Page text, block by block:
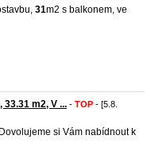
31m2 s balkonem, ve
33.31 m2, V ... - TOP - [5.8.
si Vám nabídnout k